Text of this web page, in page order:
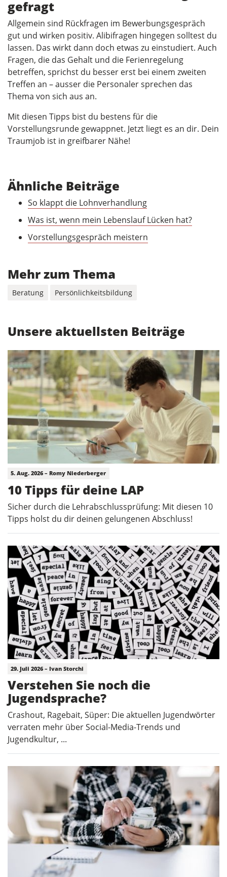
gefragt
Allgemein sind Rückfragen im Bewerbungsgespräch
gut und wirken positiv. Alibifragen hingegen solltest du
lassen. Das wirkt dann doch etwas zu einstudiert. Auch
Fragen, die das Gehalt und die Ferienregelung
betreffen, sprichst du besser erst bei einem zweiten
Treffen an – ausser die Personaler sprechen das
Thema von sich aus an.
Mit diesen Tipps bist du bestens für die
Vorstellungsrunde gewappnet. Jetzt liegt es an dir. Dein
Traumjob ist in greifbarer Nähe!
Ähnliche Beiträge
So klappt die Lohnverhandlung
Was ist, wenn mein Lebenslauf Lücken hat?
Vorstellungsgespräch meistern
Mehr zum Thema
Beratung Persönlichkeitsbildung
Unsere aktuellsten Beiträge
5. Aug. 2026 – Romy Niederberger
10 Tipps für deine LAP
Sicher durch die Lehrabschlussprüfung: Mit diesen 10
Tipps holst du dir deinen gelungenen Abschluss!
29. Juli 2026 – Ivan Storchi
Verstehen Sie noch die
Jugendsprache?
Crashout, Ragebait, Süper: Die aktuellen Jugendwörter
verraten mehr über Social-Media-Trends und
Jugendkultur, ...